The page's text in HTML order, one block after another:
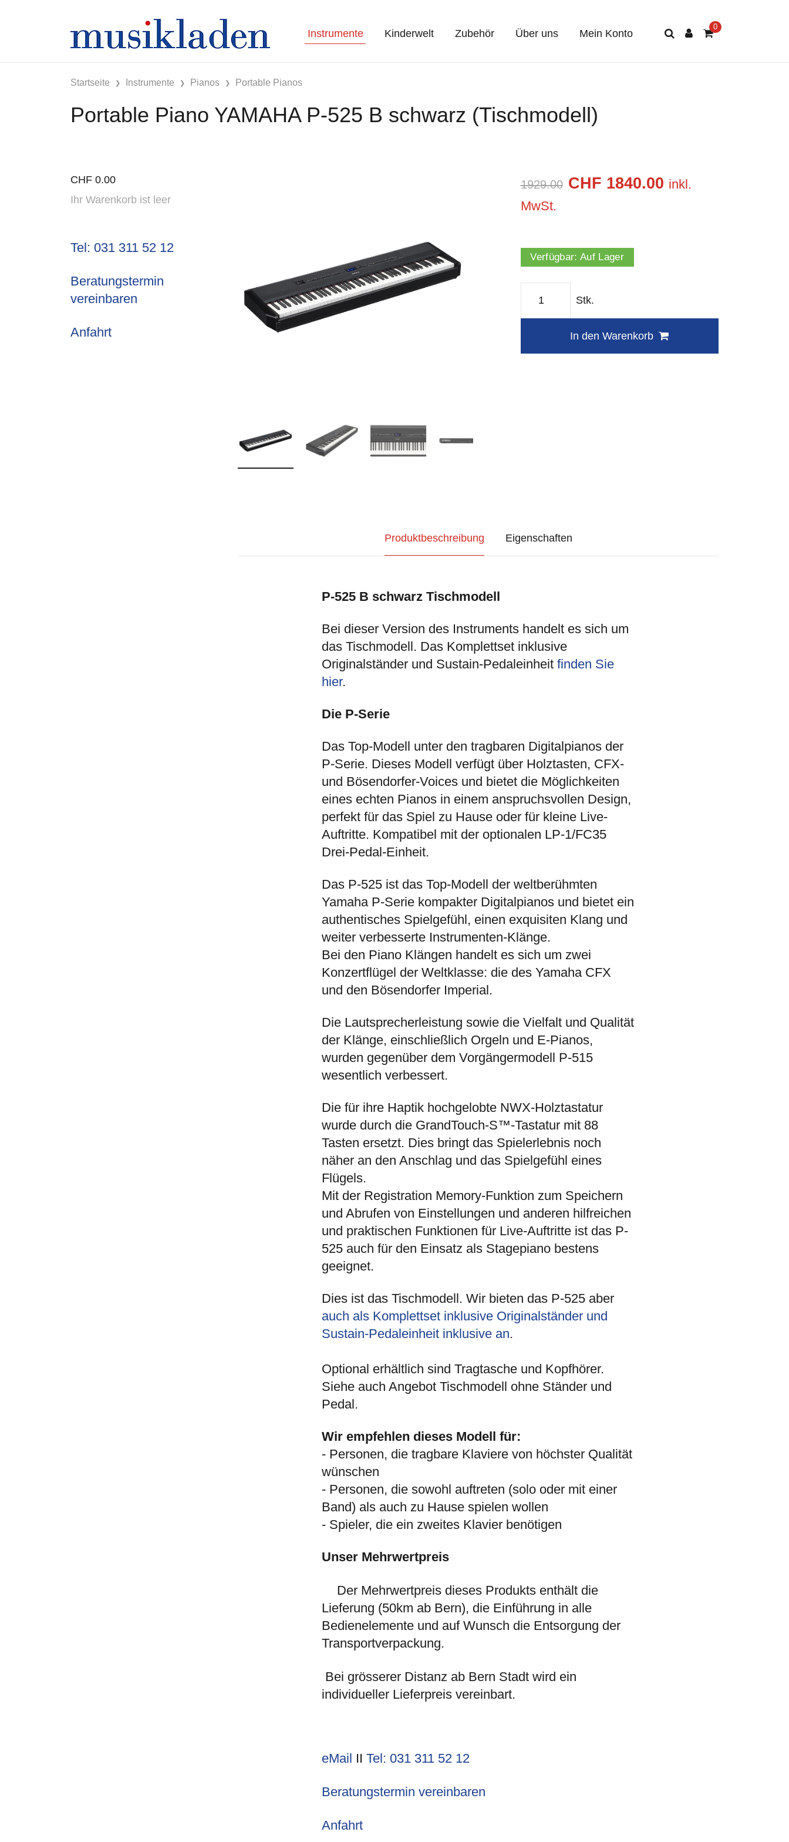
Instrumente Kinderwelt Zubehör Über uns Mein Konto
Startseite Instrumente Pianos Portable Pianos
Portable Piano YAMAHA P-525 B schwarz (Tischmodell)
CHF 0.00
Ihr Warenkorb ist leer
Tel: 031 311 52 12
Beratungstermin
vereinbaren
Anfahrt
1929.00 CHF 1840.00 inkl.
MwSt.
Verfügbar:Auf Lager
Stk.
In den Warenkorb
Produktbeschreibung Eigenschaften
P-525 B schwarz Tischmodell
Bei dieser Version des Instruments handelt es sich um
das Tischmodell. Das Komplettset inklusive
Originalständer und Sustain-Pedaleinheit finden Sie
hier.
Die P-Serie
Das Top-Modell unter den tragbaren Digitalpianos der
P-Serie. Dieses Modell verfügt über Holztasten, CFX-
und Bösendorfer-Voices und bietet die Möglichkeiten
eines echten Pianos in einem anspruchsvollen Design,
perfekt für das Spiel zu Hause oder für kleine Live-
Auftritte. Kompatibel mit der optionalen LP-1/FC35
Drei-Pedal-Einheit.
Das P-525 ist das Top-Modell der weltberühmten
Yamaha P-Serie kompakter Digitalpianos und bietet ein
authentisches Spielgefühl, einen exquisiten Klang und
weiter verbesserte Instrumenten-Klänge.
Bei den Piano Klängen handelt es sich um zwei
Konzertflügel der Weltklasse: die des Yamaha CFX
und den Bösendorfer Imperial.
Die Lautsprecherleistung sowie die Vielfalt und Qualität
der Klänge, einschließlich Orgeln und E-Pianos,
wurden gegenüber dem Vorgängermodell P-515
wesentlich verbessert.
Die für ihre Haptik hochgelobte NWX-Holztastatur
wurde durch die GrandTouch-S™-Tastatur mit 88
Tasten ersetzt. Dies bringt das Spielerlebnis noch
näher an den Anschlag und das Spielgefühl eines
Flügels.
Mit der Registration Memory-Funktion zum Speichern
und Abrufen von Einstellungen und anderen hilfreichen
und praktischen Funktionen für Live-Auftritte ist das P-
525 auch für den Einsatz als Stagepiano bestens
geeignet.
Dies ist das Tischmodell. Wir bieten das P-525 aber
auch als Komplettset inklusive Originalständer und
Sustain-Pedaleinheit inklusive an.
Optional erhältlich sind Tragtasche und Kopfhörer.
Siehe auch Angebot Tischmodell ohne Ständer und
Pedal.
Wir empfehlen dieses Modell für:
- Personen, die tragbare Klaviere von höchster Qualität
wünschen
- Personen, die sowohl auftreten (solo oder mit einer
Band) als auch zu Hause spielen wollen
- Spieler, die ein zweites Klavier benötigen
Unser Mehrwertpreis
Der Mehrwertpreis dieses Produkts enthält die
Lieferung (50km ab Bern), die Einführung in alle
Bedienelemente und auf Wunsch die Entsorgung der
Transportverpackung.
Bei grösserer Distanz ab Bern Stadt wird ein
individueller Lieferpreis vereinbart.
eMail II Tel: 031 311 52 12
Beratungstermin vereinbaren
Anfahrt